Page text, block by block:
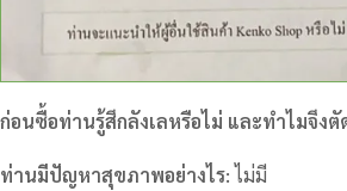
ก่อนซื้อท่านรู้สึกลังเลหรือไม่ และทำไมจึงตั
ท่านมีปัญหาสุขภาพอย่างไร:ไม่มี